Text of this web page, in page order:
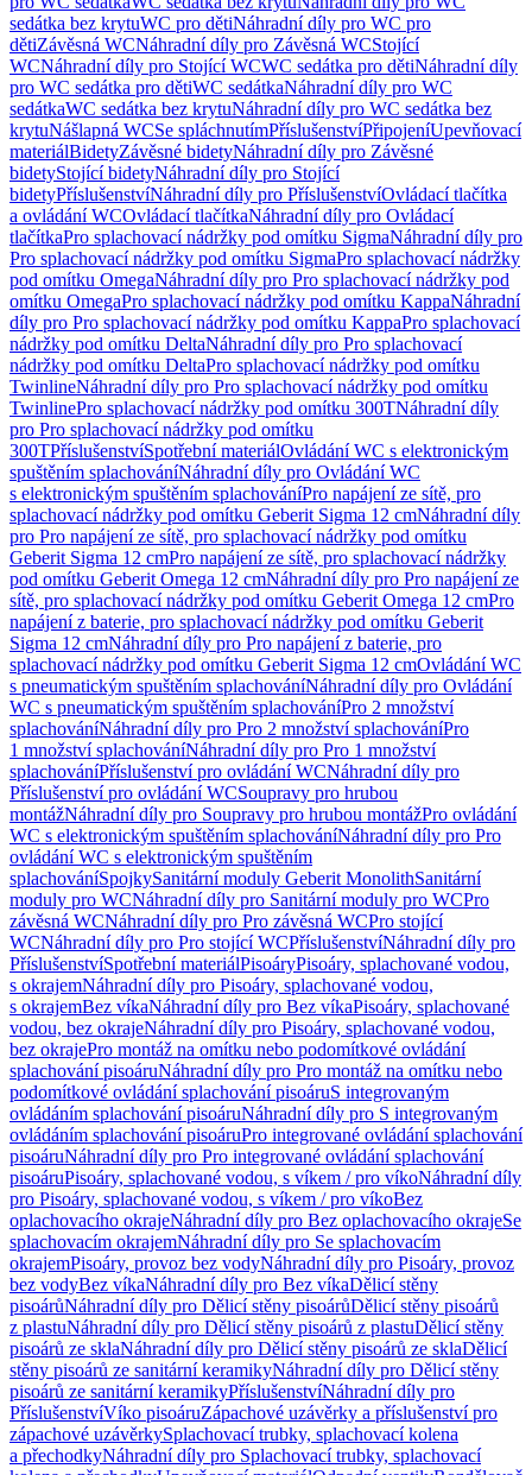
sedátka bez krytuWC pro dětiNáhradní díly pro WC pro
dětiZávěsná WCNáhradní díly pro Závěsná WCStojící
WCNáhradní díly pro Stojící WCWC sedátka pro dětiNáhradní díly
pro WC sedátka pro dětiWC sedátkaNáhradní díly pro WC
sedátkaWC sedátka bez krytuNáhradní díly pro WC sedátka bez
krytuNášlapná WCSe spláchnutímPříslušenstvíPřipojeníUpevňovací
materiálBidetyZávěsné bidetyNáhradní díly pro Závěsné
bidetyStojící bidetyNáhradní díly pro Stojící
bidetyPříslušenstvíNáhradní díly pro PříslušenstvíOvládací tlačítka
a ovládání WCOvládací tlačítkaNáhradní díly pro Ovládací
tlačítkaPro splachovací nádržky pod omítku SigmaNáhradní díly pro
Pro splachovací nádržky pod omítku SigmaPro splachovací nádržky
pod omítku OmegaNáhradní díly pro Pro splachovací nádržky pod
omítku OmegaPro splachovací nádržky pod omítku KappaNáhradní
díly pro Pro splachovací nádržky pod omítku KappaPro splachovací
nádržky pod omítku DeltaNáhradní díly pro Pro splachovací
nádržky pod omítku DeltaPro splachovací nádržky pod omítku
TwinlineNáhradní díly pro Pro splachovací nádržky pod omítku
TwinlinePro splachovací nádržky pod omítku 300TNáhradní díly
pro Pro splachovací nádržky pod omítku
300TPříslušenstvíSpotřební materiálOvládání WC s elektronickým
spuštěním splachováníNáhradní díly pro Ovládání WC
s elektronickým spuštěním splachováníPro napájení ze sítě, pro
splachovací nádržky pod omítku Geberit Sigma 12 cmNáhradní díly
pro Pro napájení ze sítě, pro splachovací nádržky pod omítku
Geberit Sigma 12 cmPro napájení ze sítě, pro splachovací nádržky
pod omítku Geberit Omega 12 cmNáhradní díly pro Pro napájení ze
sítě, pro splachovací nádržky pod omítku Geberit Omega 12 cmPro
napájení z baterie, pro splachovací nádržky pod omítku Geberit
Sigma 12 cmNáhradní díly pro Pro napájení z baterie, pro
splachovací nádržky pod omítku Geberit Sigma 12 cmOvládání WC
s pneumatickým spuštěním splachováníNáhradní díly pro Ovládání
WC s pneumatickým spuštěním splachováníPro 2 množství
splachováníNáhradní díly pro Pro 2 množství splachováníPro
1 množství splachováníNáhradní díly pro Pro 1 množství
splachováníPříslušenství pro ovládání WCNáhradní díly pro
Příslušenství pro ovládání WCSoupravy pro hrubou
montážNáhradní díly pro Soupravy pro hrubou montážPro ovládání
WC s elektronickým spuštěním splachováníNáhradní díly pro Pro
ovládání WC s elektronickým spuštěním
splachováníSpojkySanitární moduly Geberit MonolithSanitární
moduly pro WCNáhradní díly pro Sanitární moduly pro WCPro
závěsná WCNáhradní díly pro Pro závěsná WCPro stojící
WCNáhradní díly pro Pro stojící WCPříslušenstvíNáhradní díly pro
PříslušenstvíSpotřební materiálPisoáryPisoáry, splachované vodou,
s okrajemNáhradní díly pro Pisoáry, splachované vodou,
s okrajemBez víkaNáhradní díly pro Bez víkaPisoáry, splachované
vodou, bez okrajeNáhradní díly pro Pisoáry, splachované vodou,
bez okrajePro montáž na omítku nebo podomítkové ovládání
splachování pisoáruNáhradní díly pro Pro montáž na omítku nebo
podomítkové ovládání splachování pisoáruS integrovaným
ovládáním splachování pisoáruNáhradní díly pro S integrovaným
ovládáním splachování pisoáruPro integrované ovládání splachování
pisoáruNáhradní díly pro Pro integrované ovládání splachování
pisoáruPisoáry, splachované vodou, s víkem / pro víkoNáhradní díly
pro Pisoáry, splachované vodou, s víkem / pro víkoBez
oplachovacího okrajeNáhradní díly pro Bez oplachovacího okrajeSe
splachovacím okrajemNáhradní díly pro Se splachovacím
okrajemPisoáry, provoz bez vodyNáhradní díly pro Pisoáry, provoz
bez vodyBez víkaNáhradní díly pro Bez víkaDělicí stěny
pisoárůNáhradní díly pro Dělicí stěny pisoárůDělicí stěny pisoárů
z plastuNáhradní díly pro Dělicí stěny pisoárů z plastuDělicí stěny
pisoárů ze sklaNáhradní díly pro Dělicí stěny pisoárů ze sklaDělicí
stěny pisoárů ze sanitární keramikyNáhradní díly pro Dělicí stěny
pisoárů ze sanitární keramikyPříslušenstvíNáhradní díly pro
PříslušenstvíVíko pisoáruZápachové uzávěrky a příslušenství pro
zápachové uzávěrkySplachovací trubky, splachovací kolena
a přechodkyNáhradní díly pro Splachovací trubky, splachovací